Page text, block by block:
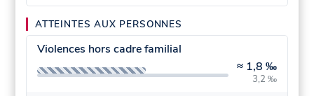
ATTEINTES AUX PERSONNES
Violences hors cadre familial
≈ 1,8 ‰
3,2 ‰